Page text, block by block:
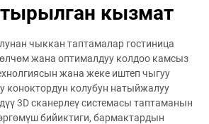
кызмат
чыккан таптамалар гостиница
жана оптималдуу колдоо камсыз
жана жеке иштеп чыгуу
коноктордун колубун натыйжалуу
3D сканерлеү системасы таптаманын
бийиктиги, бармактардын